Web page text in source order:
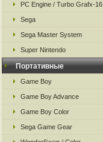
PC Engine / Turbo Grafx-16
Sega
Sega Master System
Super Nintendo
Портативные
Game Boy
Game Boy Advance
Game Boy Color
Sega Game Gear